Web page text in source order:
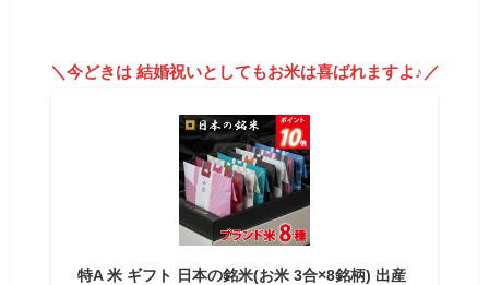
＼今どきは 結婚祝いとしてもお米は喜ばれますよ♪／
特A 米 ギフト 日本の銘米(お米 3合×8銘柄) 出産